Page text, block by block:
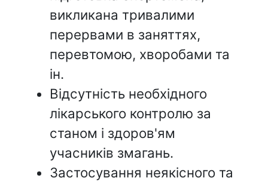
викликана тривалими
перервами в заняттях,
перевтомою, хворобами та
ін.
Відсутність необхідного
лікарського контролю за
станом і здоров'ям
учасників змагань.
Застосування неякісного та